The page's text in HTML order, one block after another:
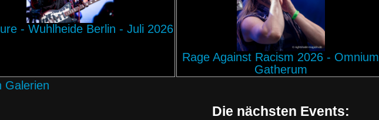
- Wuhlheide Berlin - Juli 2026
Rage Against Racism 2026 - Omnium
Gatherum
Galerien
Die nächsten Events: